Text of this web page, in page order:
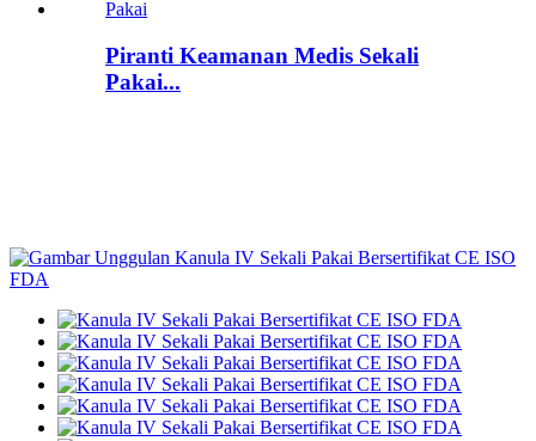
Piranti Keamanan Medis Sekali
Pakai...